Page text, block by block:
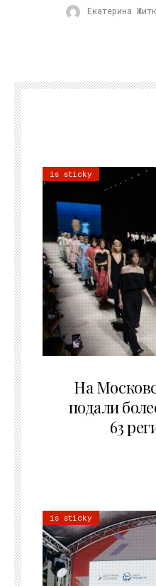
Екатерина
is sticky
На
подали
63
is sticky